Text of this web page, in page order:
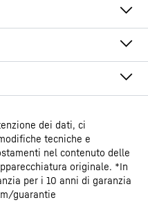
da laboratorio con
a ricircolo
e interno privo di fonti
accensione
dei dati, ci
tecniche e
nel contenuto delle
originale. *In
per i 10 anni di garanzia
guarantie